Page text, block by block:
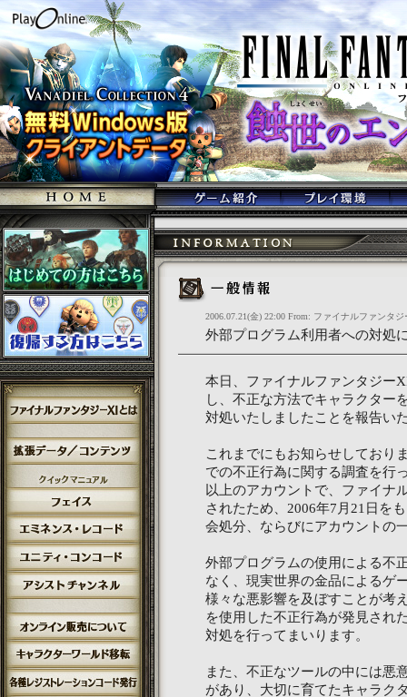
2006.07.21(金) 22:00 From: ファイナルファンタジ
外部プログラム利用者への対処
本日、ファイナルファンタジー
し、不正な方法でキャラクター
対処いたしましたことを報告い
これまでにもお知らせしており
での不正行為に関する調査を行
以上のアカウントで、ファイナ
されたため、2006年7月21日を
会処分、ならびにアカウントの
外部プログラムの使用による不
なく、現実世界の金品によるゲ
様々な悪影響を及ぼすことが考
を使用した不正行為が発見され
対処を行ってまいります。
また、不正なツールの中には悪
があり、大切に育てたキャラク